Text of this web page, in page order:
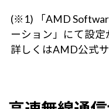
(※1) 「AMD
ーション」にて設定
詳しくはAMD公式